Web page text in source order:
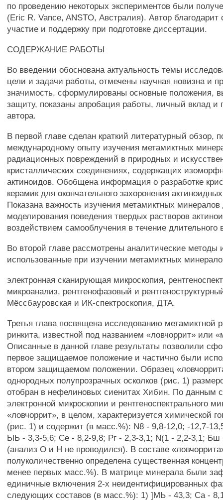
по проведению некоторых экспериментов были
(Eric R. Vance, ANSTO, Австралия). Автор
участие и поддержку при подготовке диссертации.
СОДЕРЖАНИЕ РАБОТЫ
Во введении обоснована актуальность темы
цели и задачи работы, отмечены научная новизна и
значимость, сформулированы основные положения,
защиту, показаны апробация работы, личный вклад и
автора.
В первой главе сделан краткий литературный обзор,
международному опыту изучения метамиктных
радиационных повреждений в природных и
кристаллических соединениях, содержащих
актиноидов. Обобщена информация о разработке
керамик для окончательного захоронения
Показана важность изучения метамиктных
моделирования поведения твердых растворов
воздействием самооблучения в течение длительного
Во второй главе рассмотрены аналитические методы
использованные при изучении метамиктных
электронная сканирующая микроскопия,
микроанализ, рентгенофазовый и
Мёссбауровская и ИК-спектроскопия, ДТА.
Третья глава посвящена исследованию метамиктной
ринкита, известной под названием «ловчоррит» или
Описанные в данной главе результаты позволили
первое защищаемое положение и частично были
втором защищаемом положении. Образец
однородных полупрозрачных осколков (рис. 1)
отобран в нефелиновых сиенитах Хибин. По данным
электронной микроскопии и рентгеноспектрального
«ловчоррит», в целом, характеризуется химической
(рис. 1) и содержит (в масс.%): N8 - 9,8-12,0; -12,7-
ЫЬ - 3,3-5,6; Се - 8,2-9,8; Рг - 2,3-3,1; N(1 - 2,2-3,1; Бш
(анализ О и Н не проводился). В составе
полуколичественно определена существенная
менее первых масс.%). В матрице минерала были
единичные включения 2-х неидентифицированных
следующих составов (в масс.%): 1) ]МЬ - 43,3; Са -